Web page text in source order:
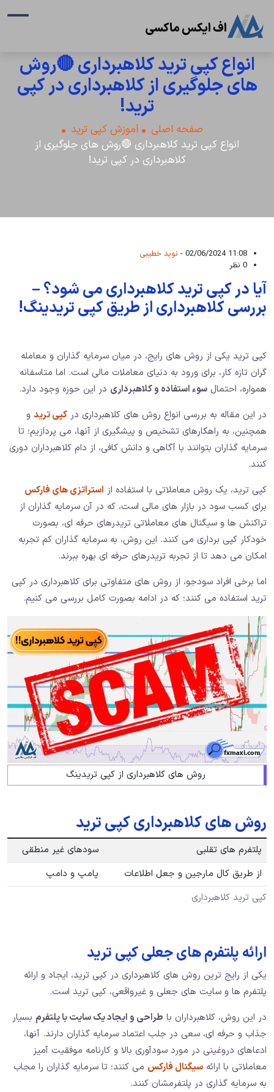
انواع کپی ترید کلاهبرداری 🔴روش
های جلوگیری از کلاهبرداری در کپی
ترید!
صفحه اصلی
آموزش کپی ترید
انواع کپی ترید کلاهبرداری 🔴روش های جلوگیری از
کلاهبرداری در کپی ترید!
11:08 02/06/2024 -
نوید خطیبی
0 نظر
آیا در کپی ترید کلاهبرداری می شود؟ –
بررسی کلاهبرداری از طریق کپی تریدینگ!
کپی ترید یکی از روش های رایج، در میان سرمایه گذاران و معامله
گران تازه کار، برای ورود به دنیای معاملات مالی است. اما متاسفانه
همواره، احتمال سوء استفاده و کلاهبرداری در این حوزه وجود دارد.
در این مقاله به بررسی انواع روش های کلاهبرداری در کپی ترید و
همچنین، به راهکارهای تشخیص و پیشگیری از آنها، می پردازیم؛ تا
سرمایه گذاران بتوانند با آگاهی و دانش کافی، از دام کلاهبرداران دوری
کنند.
کپی ترید، یک روش معاملاتی با استفاده از استراتزی های فارکس
برای کسب سود در بازار های مالی است، که در آن سرمایه گذاران از
تراکنش ها و سیگنال های معاملاتی تریدرهای حرفه ای، بصورت
خودکار کپی برداری می کنند. این روش، به سرمایه گذاران کم تجربه
امکان می دهد تا از تجربه تریدرهای حرفه ای بهره ببرند.
اما برخی افراد سودجو، از روش های متفاوتی برای کلاهبرداری در کپی
ترید استفاده می کنند؛ که در ادامه بصورت کامل بررسی می کنیم.
روش های کلاهبرداری از کپی تریدینگ
روش های کلاهبرداری کپی ترید
کپی ترید کلاهبرداری
پلتفرم های تقلبی
سودهای غیر منطقی
از طریق کال مارجین و جعل اطلاعات
پامپ و دامپ
ارائه پلتفرم های جعلی کپی ترید
یکی از رایج ترین روش های کلاهبرداری در کپی ترید، ایجاد و ارائه
پلتفرم ها و سایت های جعلی و غیرواقعی، کپی ترید است.
در این روش، کلاهبرداران با طراحی و ایجاد یک سایت با پلتفرم بسیار
جذاب و حرفه ای، سعی در جلب اعتماد سرمایه گذاران دارند. آنها،
ادعاهای دروغینی در مورد سودآوری بالا و کارنامه موفقیت آمیز
معاملاتی با ارائه سیگنال فارکس می کنند؛ تا سرمایه گذاران را مجاب
به سرمایه گذاری در پلتفرمشان کنند.